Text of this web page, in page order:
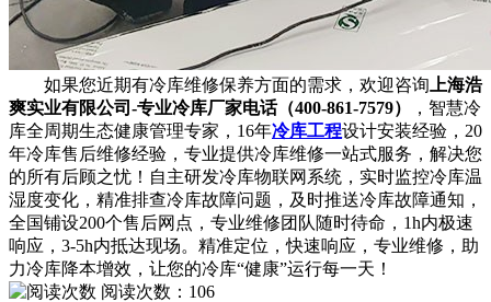
如果您近期有冷库维修保养方面的需求，欢迎咨询 上海浩
爽实业有限公司-专业冷库厂家电话（400-861-7579）
，智慧冷
库全周期生态健康管理专家，16年冷库工程设计安装经验，20
年冷库售后维修经验，专业提供冷库维修一站式服务，解决您
的所有后顾之忧！自主研发冷库物联网系统，实时监控冷库温
湿度变化，精准排查冷库故障问题，及时推送冷库故障通知，
全国铺设200个售后网点，专业维修团队随时待命，1h内极速
响应，3-5h内抵达现场。精准定位，快速响应，专业维修，助
力冷库降本增效，让您的冷库“健康”运行每一天！
阅读次数： 106